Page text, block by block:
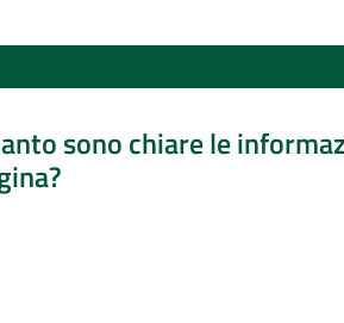
sono chiare le